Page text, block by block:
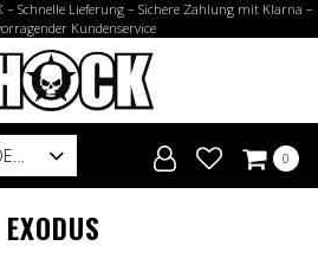
– Schnelle Lieferung – Sichere Zahlung mit Klarna –
Kundenservice
DE 0
EXODUS